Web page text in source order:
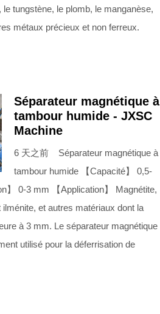
tungstène, le plomb, le manganèse,
métaux précieux et non ferreux.
Séparateur magnétique à
tambour humide - JXSC
Machine
6 天之前 Séparateur magnétique à
tambour humide 【Capacité】 0,5-
】 0-3 mm 【Application】 Magnétite,
et autres matériaux dont la
à 3 mm. Le séparateur magnétique
utilisé pour la déferrisation de